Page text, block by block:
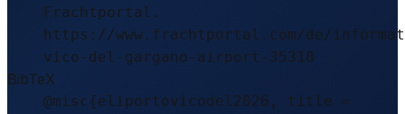
Frachtportal.
https://www.frachtportal.com/de/
vico-del-gargano-airport-35318
BibTeX
@misc{eliportovicodel2026, title =